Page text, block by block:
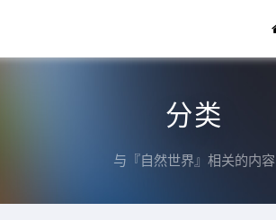
分类
与『自然世界』相关的内容